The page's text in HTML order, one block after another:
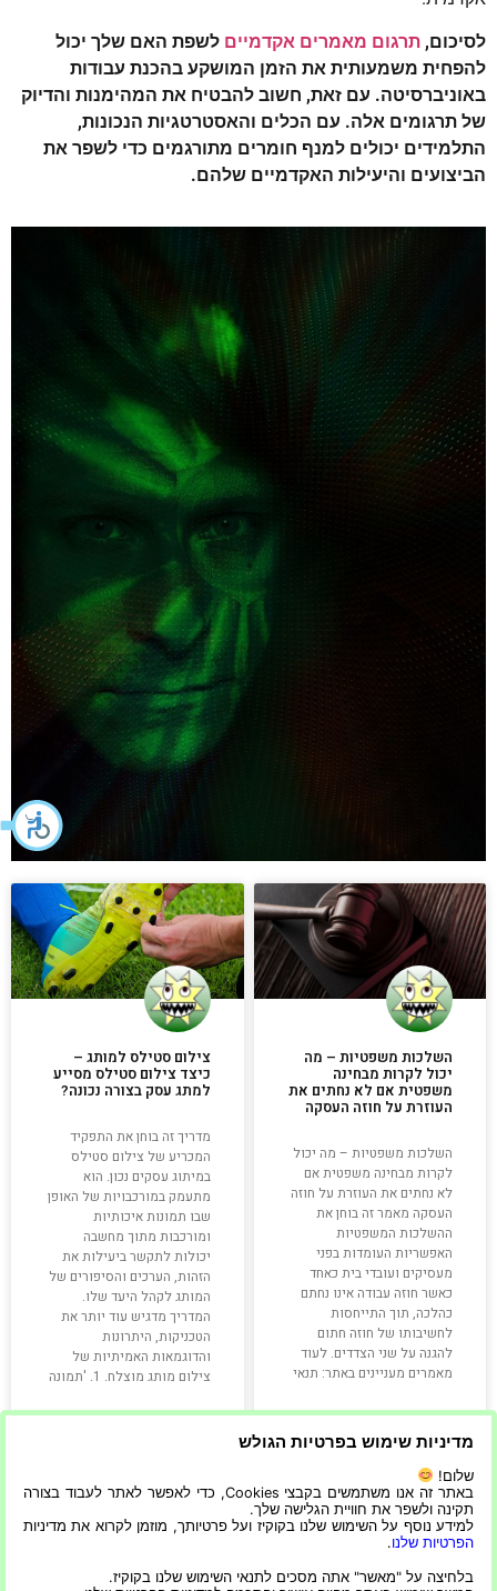
לסיכום, תרגום מאמרים אקדמיים לשפת האם שלך יכול
להפחית משמעותית את הזמן המושקע בהכנת עבודות
באוניברסיטה. עם זאת, חשוב להבטיח את המהימנות והדיוק
של תרגומים אלה. עם הכלים והאסטרטגיות הנכונות,
התלמידים יכולים למנף חומרים מתורגמים כדי לשפר את
הביצועים והיעילות האקדמיים שלהם.
השלכות משפטיות – מה
יכול לקרות מבחינה
משפטית אם לא נחתים את
העוזרת על חוזה העסקה
השלכות משפטיות – מה יכול
לקרות מבחינה משפטית אם
לא נחתים את העוזרת על חוזה
העסקה מאמר זה בוחן את
ההשלכות המשפטיות
האפשריות העומדות בפני
מעסיקים ועובדי בית כאחד
כאשר חוזה עבודה אינו נחתם
כהלכה, תוך התייחסות
לחשיבותו של חוזה חתום
להגנה על שני הצדדים. לעוד
מאמרים מעניינים באתר: תנאי
קרא עוד »
27/05/2023
צילום סטילס למותג –
כיצד צילום סטילס מסייע
למתג עסק בצורה נכונה?
מדריך זה בוחן את התפקיד
המכריע של צילום סטילס
במיתוג עסקים נכון. הוא
מתעמק במורכבויות של האופן
שבו תמונות איכותיות
ומורכבות מתוך מחשבה
יכולות לתקשר ביעילות את
הזהות, הערכים והסיפורים של
המותג לקהל היעד שלו.
המדריך מדגיש עוד יותר את
הטכניקות, היתרונות
והדוגמאות האמיתיות של
צילום מותג מוצלח. 1. 'תמונה
21/09/2023
מדיניות שימוש בפרטיות הגולש
שלום!
באתר זה אנו משתמשים בקבצי Cookies, כדי לאפשר לאתר לעבוד בצורה
תקינה ולשפר את חוויית הגלישה שלך.
למידע נוסף על השימוש שלנו בקוקיז ועל פרטיותך, מוזמן לקרוא את מדיניות
הפרטיות שלנו.
בלחיצה על "מאשר" אתה מסכים לתנאי השימוש שלנו בקוקיז.